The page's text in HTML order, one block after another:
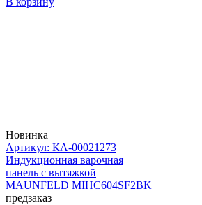
Новинка
Артикул: КА-00021273
Индукционная варочная
панель с вытяжкой
MAUNFELD MIHC604SF2BK
предзаказ